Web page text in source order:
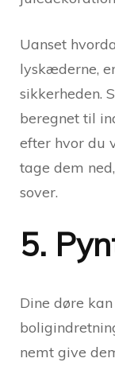
Uanset
lyskæderne,
sikkerheden.
beregnet til
efter hvor du
tage dem
sover.
5.
Dine døre
nemt give